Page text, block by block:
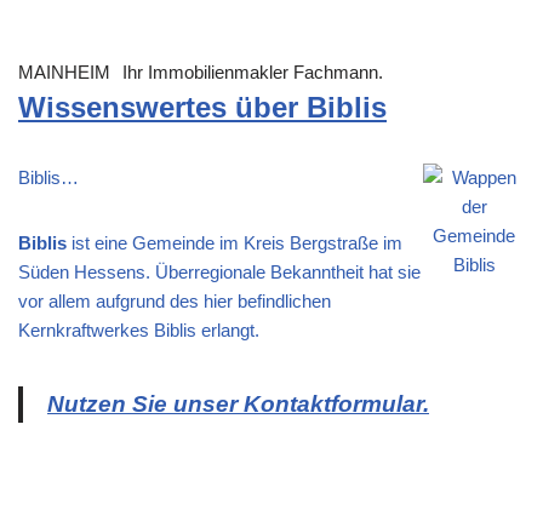
MAINHEIM Ihr Immobilienmakler Fachmann.
Wissenswertes über Biblis
Biblis…
Biblis ist eine Gemeinde im Kreis Bergstraße im
Süden Hessens. Überregionale Bekanntheit hat sie
vor allem aufgrund des hier befindlichen
Kernkraftwerkes Biblis erlangt.
Nutzen Sie unser Kontaktformular.